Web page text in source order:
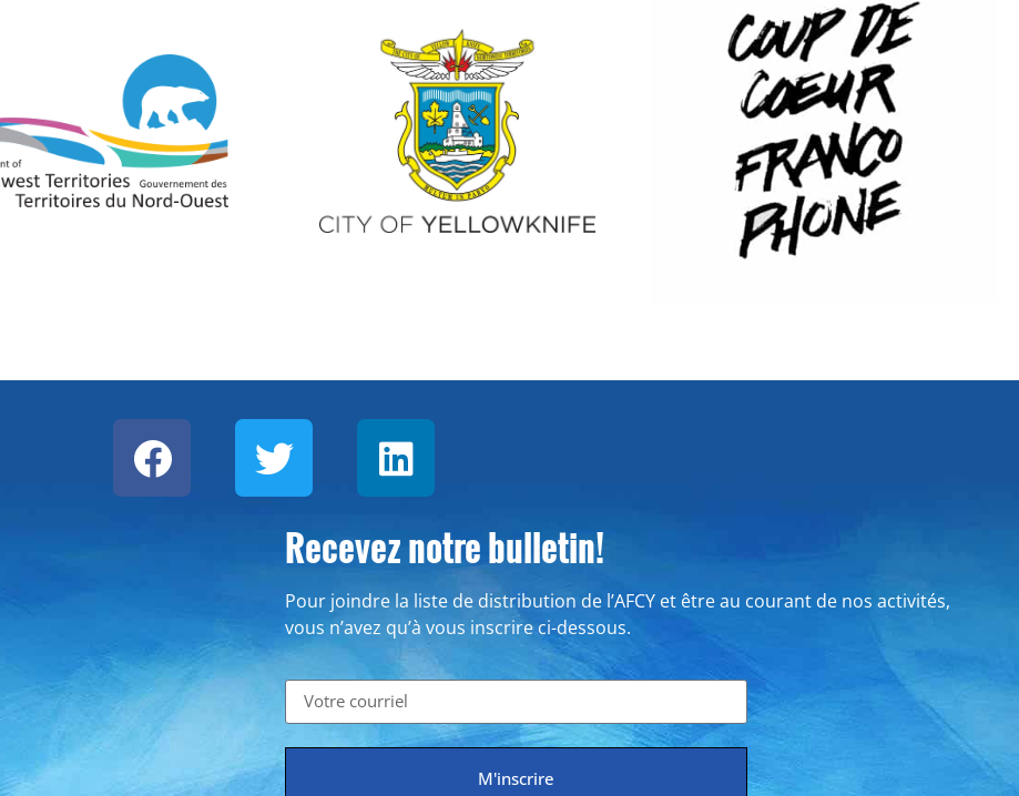
Recevez notre bulletin!
Pour joindre la liste de distribution de l’AFCY et être au courant de nos activités,
vous n’avez qu’à vous inscrire ci-dessous.
M'inscrire